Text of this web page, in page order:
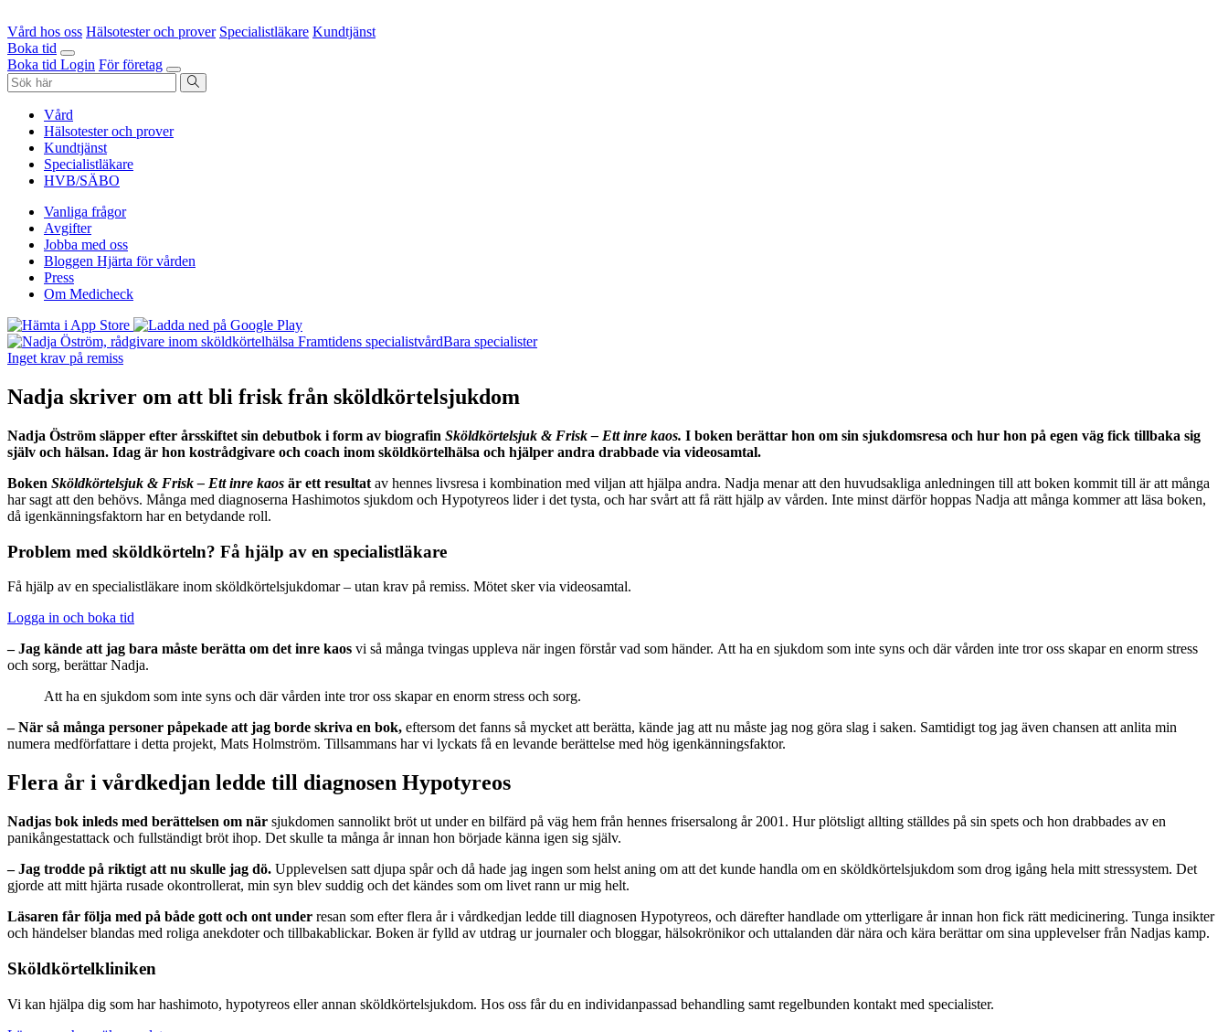
Vård hos oss Hälsotester och prover Specialistläkare Kundtjänst
Boka tid
Boka tid Login För företag
Vård
Hälsotester och prover
Kundtjänst
Specialistläkare
HVB/SÄBO
Vanliga frågor
Avgifter
Jobba med oss
Bloggen Hjärta för vården
Press
Om Medicheck
Framtidens specialistvårdBara specialister
Inget krav på remiss
Nadja skriver om att bli frisk från sköldkörtelsjukdom
Nadja Öström släpper efter årsskiftet sin debutbok i form av biografin Sköldkörtelsjuk & Frisk – Ett inre kaos. I boken berättar hon om sin sjukdomsresa och hur hon på egen väg fick tillbaka sig
själv och hälsan. Idag är hon kostrådgivare och coach inom sköldkörtelhälsa och hjälper andra drabbade via videosamtal.
Boken Sköldkörtelsjuk & Frisk – Ett inre kaos är ett resultat av hennes livsresa i kombination med viljan att hjälpa andra. Nadja menar att den huvudsakliga anledningen till att boken kommit till är att många
har sagt att den behövs. Många med diagnoserna Hashimotos sjukdom och Hypotyreos lider i det tysta, och har svårt att få rätt hjälp av vården. Inte minst därför hoppas Nadja att många kommer att läsa boken,
då igenkänningsfaktorn har en betydande roll.
Problem med sköldkörteln? Få hjälp av en specialistläkare
Få hjälp av en specialistläkare inom sköldkörtelsjukdomar – utan krav på remiss. Mötet sker via videosamtal.
Logga in och boka tid
– Jag kände att jag bara måste berätta om det inre kaos vi så många tvingas uppleva när ingen förstår vad som händer. Att ha en sjukdom som inte syns och där vården inte tror oss skapar en enorm stress
och sorg, berättar Nadja.
Att ha en sjukdom som inte syns och där vården inte tror oss skapar en enorm stress och sorg.
– När så många personer påpekade att jag borde skriva en bok, eftersom det fanns så mycket att berätta, kände jag att nu måste jag nog göra slag i saken. Samtidigt tog jag även chansen att anlita min
numera medförfattare i detta projekt, Mats Holmström. Tillsammans har vi lyckats få en levande berättelse med hög igenkänningsfaktor.
Flera år i vårdkedjan ledde till diagnosen Hypotyreos
Nadjas bok inleds med berättelsen om när sjukdomen sannolikt bröt ut under en bilfärd på väg hem från hennes frisersalong år 2001. Hur plötsligt allting ställdes på sin spets och hon drabbades av en
panikångestattack och fullständigt bröt ihop. Det skulle ta många år innan hon började känna igen sig själv.
– Jag trodde på riktigt att nu skulle jag dö. Upplevelsen satt djupa spår och då hade jag ingen som helst aning om att det kunde handla om en sköldkörtelsjukdom som drog igång hela mitt stressystem. Det
gjorde att mitt hjärta rusade okontrollerat, min syn blev suddig och det kändes som om livet rann ur mig helt.
Läsaren får följa med på både gott och ont under resan som efter flera år i vårdkedjan ledde till diagnosen Hypotyreos, och därefter handlade om ytterligare år innan hon fick rätt medicinering. Tunga insikter
och händelser blandas med roliga anekdoter och tillbakablickar. Boken är fylld av utdrag ur journaler och bloggar, hälsokrönikor och uttalanden där nära och kära berättar om sina upplevelser från Nadjas kamp.
Sköldkörtelkliniken
Vi kan hjälpa dig som har hashimoto, hypotyreos eller annan sköldkörtelsjukdom. Hos oss får du en individanpassad behandling samt regelbunden kontakt med specialister.